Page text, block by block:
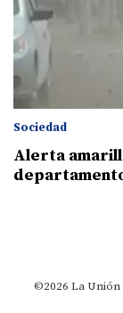
Sociedad
Alerta
©2026 La Unión